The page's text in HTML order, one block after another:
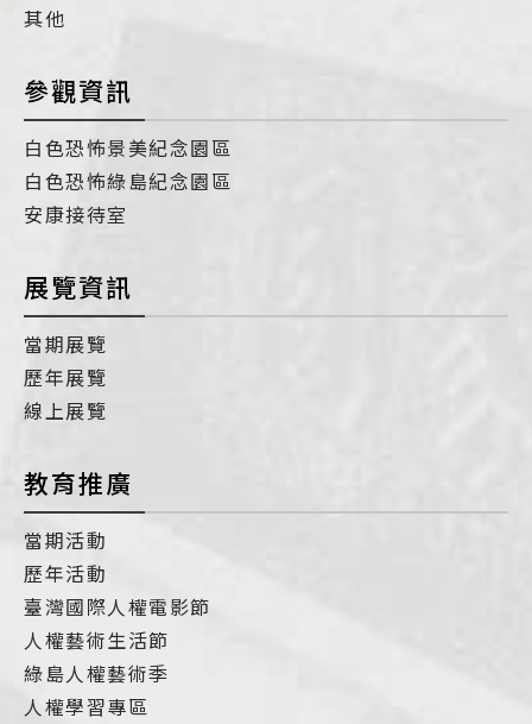
其他
參觀資訊
白色恐怖景美紀念園區
白色恐怖綠島紀念園區
安康接待室
展覽資訊
當期展覽
歷年展覽
線上展覽
教育推廣
當期活動
歷年活動
臺灣國際人權電影節
人權藝術生活節
綠島人權藝術季
人權學習專區